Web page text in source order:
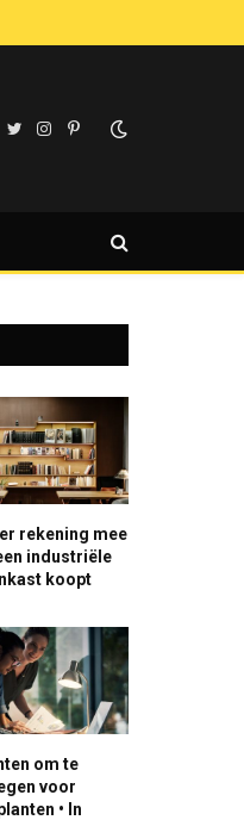
TwitterInstagram
Pinterest
rekening mee
industriële
koopt
om te
voor
• In